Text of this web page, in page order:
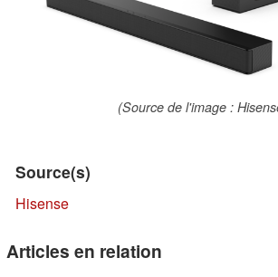
(Source de l'image :
Source(s)
Hisense
Articles en relation